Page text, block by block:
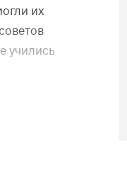
их
учились